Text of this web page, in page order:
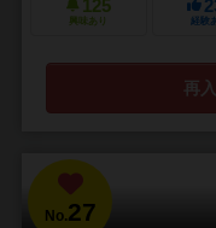
125
興味あり 経験
再
No.27